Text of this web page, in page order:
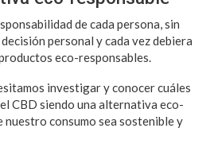
de cada persona, sin
personal y cada vez debiera
eco-responsables.
investigar y conocer cuáles
CBD siendo una alternativa eco-
nuestro consumo sea sostenible y